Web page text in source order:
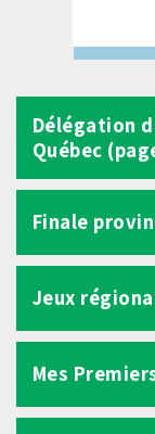
Délégation
Québec
Finale
Jeux
Mes